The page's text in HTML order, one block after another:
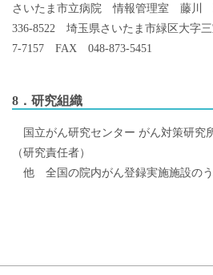
さいたま市立病院 情報管理室 藤川
336-8522 埼玉県さいたま市緑区大字
7-7157 FAX 048-873-5451
8．研究組織
国立がん研究センター がん対策研
（研究責任者）
他 全国の院内がん登録実施施設の